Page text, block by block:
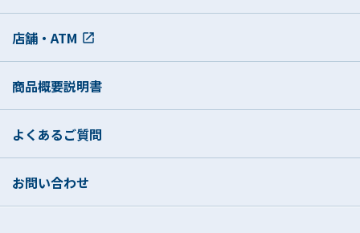
店舗・ATM
商品概要説明書
よくあるご質問
お問い合わせ